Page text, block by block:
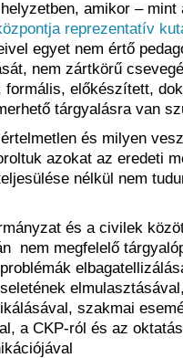
amikor – mint
reprezentatív
egyet nem értő
nem zártkörű
formális, előkészített,
tárgyalásra van
és milyen
azokat az eredeti
nélkül nem
és a civilek
nem megfelelő
szakmai
a CKP-ról és az